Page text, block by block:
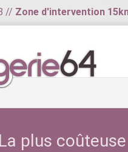
// Zone d'intervention
La plus